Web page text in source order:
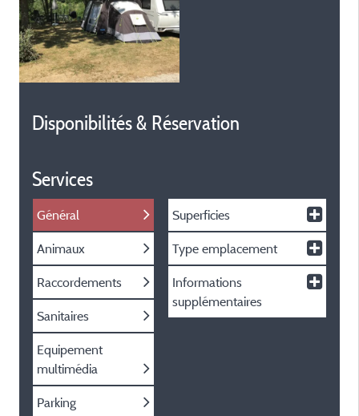
Disponibilités & Réservation
Services
Général
Animaux
Raccordements
Sanitaires
Equipement
multimédia
Parking
Superficies
Type emplacement
Informations
supplémentaires